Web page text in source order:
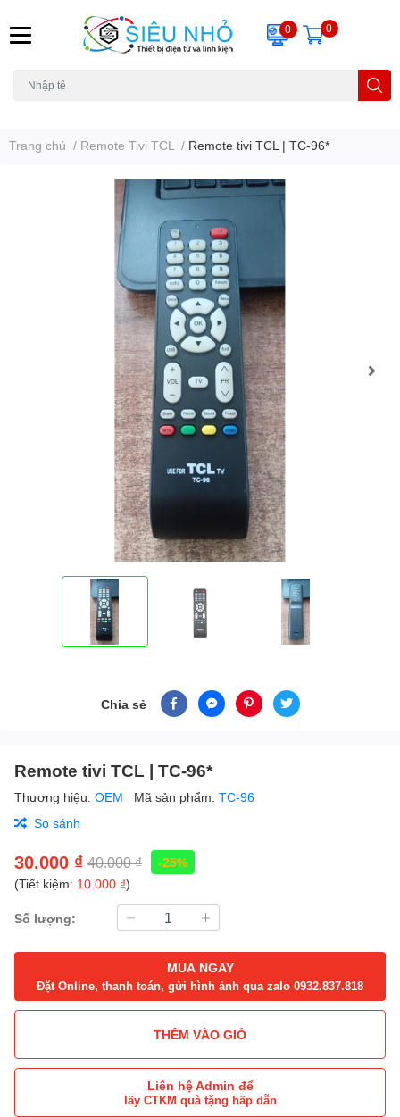
0 0
Trang chủ / Remote Tivi TCL / Remote tivi TCL | TC-96*
Chia sẻ
Remote tivi TCL | TC-96*
Thương hiệu: OEM Mã sản phẩm: TC-96
So sánh
30.000 ₫ 40.000 ₫
-25%
(Tiết kiệm: 10.000 ₫)
Số lượng:
MUA NGAY
Đặt Online, thanh toán, gửi hình ảnh qua zalo 0932.837.818
THÊM VÀO GIỎ
Liên hệ Admin để
lấy CTKM quà tặng hấp dẫn